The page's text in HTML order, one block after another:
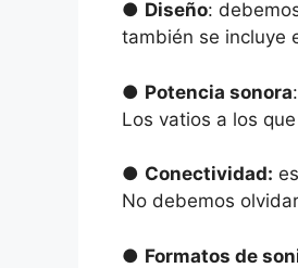
● Diseño:
también se incluye
● Potencia sonora
Los vatios a los
● Conectividad:
No debemos
● Formatos de